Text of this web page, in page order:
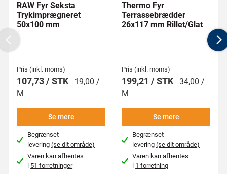
RAW Fyr Seksta
Trykimprægneret
50x100 mm
Pris (inkl. moms)
107,73 / STK
19,00 /
M
Se mere
Begrænset
levering(se dit område)
Varen kan afhentes
i 51 forretninger
Thermo Fyr
Terrassebrædder
26x117 mm Rillet/Glat
Pris (inkl. moms)
199,21 / STK 34,00 /
M
Se mere
Begrænset
levering(se dit område)
Varen kan afhentes
i 1 forretning
Previous